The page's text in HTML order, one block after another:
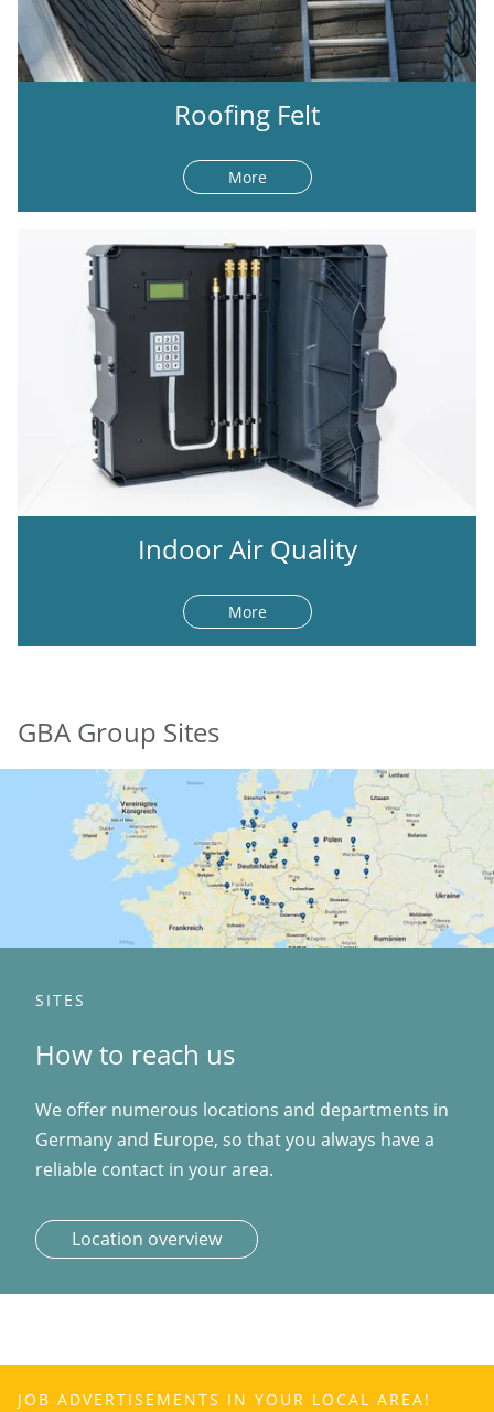
Roofing Felt
More
Indoor Air Quality
More
GBA Group Sites
SITES
How to reach us
We offer numerous locations and departments in
Germany and Europe, so that you always have a
reliable contact in your area.
Location overview
JOB ADVERTISEMENTS IN YOUR LOCAL AREA!